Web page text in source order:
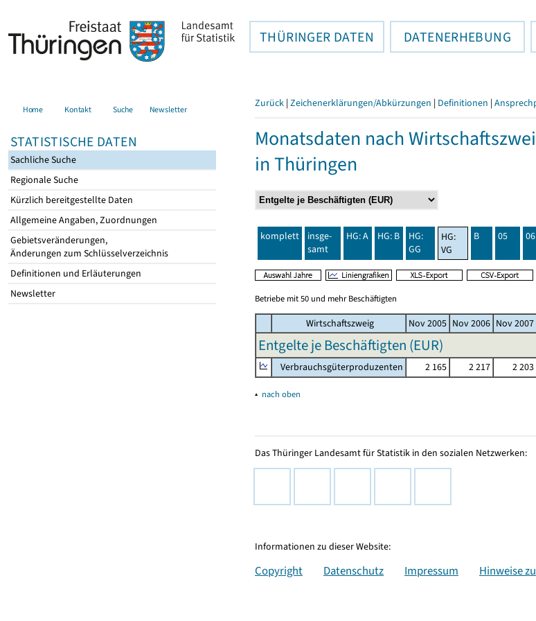
THÜRINGER DATEN DATENERHEBUNG
Home Kontakt Suche Newsletter
STATISTISCHE DATEN
Sachliche Suche
Regionale Suche
Kürzlich bereitgestellte Daten
Allgemeine Angaben, Zuordnungen
Gebietsveränderungen,
Änderungen zum Schlüsselverzeichnis
Definitionen und Erläuterungen
Newsletter
Zurück | Zeichenerklärungen/Abkürzungen | Definitionen |
Monatsdaten nach
in Thüringen
komplett
insge-
samt
HG: A HG: B
HG:
GG
HG:
VG
B 05 06
Betriebe mit 50 und mehr Beschäftigten
Wirtschaftszweig Nov 2005 Nov 2006 Nov 2007
Entgelte je Beschäftigten (EUR)
Verbrauchsgüterproduzenten 2 165 2 217 2 203
▴ nach oben
Das Thüringer Landesamt für Statistik in den sozialen Netzwerken:
Informationen zu dieser Website:
Copyright Datenschutz Impressum Hinweise